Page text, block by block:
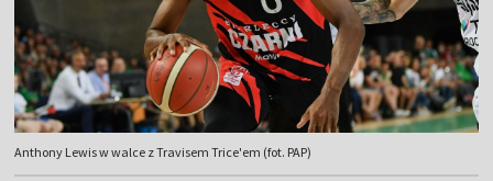
Anthony Lewis w walce z Travisem Trice'em (fot. PAP)